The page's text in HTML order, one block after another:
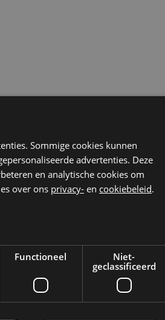
Sommige cookies kunnen
advertenties. Deze
en analytische cookies om
over ons privacy- en cookiebeleid.
Functioneel
Niet-
geclassificeerd